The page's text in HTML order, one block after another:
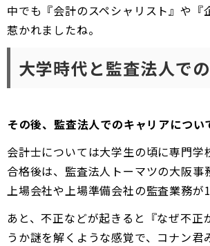
中でも『会計のスペシャリスト』や
惹かれましたね。
大学時代と監査法人で
――その後、監査法人でのキャリアにつ
会計士については大学生の頃に専門学
合格後は、監査法人トーマツの大阪事
上場会社や上場準備会社の監査業務
あと、不正などが起きると『なぜ不正
うか謎を解くような感覚で、コナン君